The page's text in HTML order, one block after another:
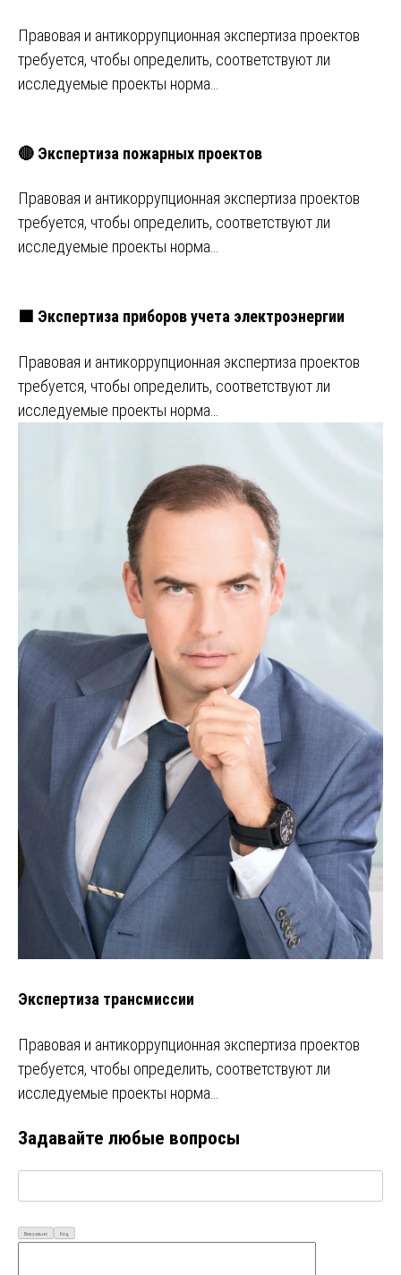
Правовая и антикоррупционная экспертиза проектов
требуется, чтобы определить, соответствуют ли
исследуемые проекты норма…
🔴 Экспертиза пожарных проектов
Правовая и антикоррупционная экспертиза проектов
требуется, чтобы определить, соответствуют ли
исследуемые проекты норма…
🟩 Экспертиза приборов учета электроэнергии
Правовая и антикоррупционная экспертиза проектов
требуется, чтобы определить, соответствуют ли
исследуемые проекты норма…
Экспертиза трансмиссии
Правовая и антикоррупционная экспертиза проектов
требуется, чтобы определить, соответствуют ли
исследуемые проекты норма…
Задавайте любые вопросы
Визуально Код